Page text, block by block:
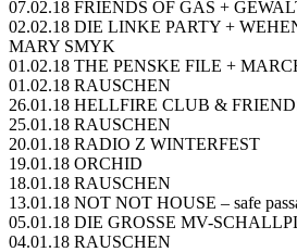
07.02.18 FRIENDS OF GAS +
02.02.18 DIE LINKE PARTY +
MARY SMYK
01.02.18 THE PENSKE FILE +
01.02.18 RAUSCHEN
26.01.18 HELLFIRE CLUB &
25.01.18 RAUSCHEN
20.01.18 RADIO Z WINTERFEST
19.01.18 ORCHID
18.01.18 RAUSCHEN
13.01.18 NOT NOT HOUSE – safe
05.01.18 DIE GROSSE MV-
04.01.18 RAUSCHEN